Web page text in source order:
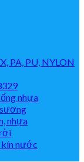
PA, PU, NYLON
nhựa
sương
nhựa
kín nước